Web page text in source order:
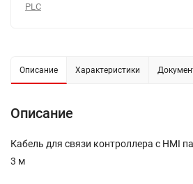
PLC
Описание Характеристики
Описание
Кабель для связи контроллера с HMI
3 м